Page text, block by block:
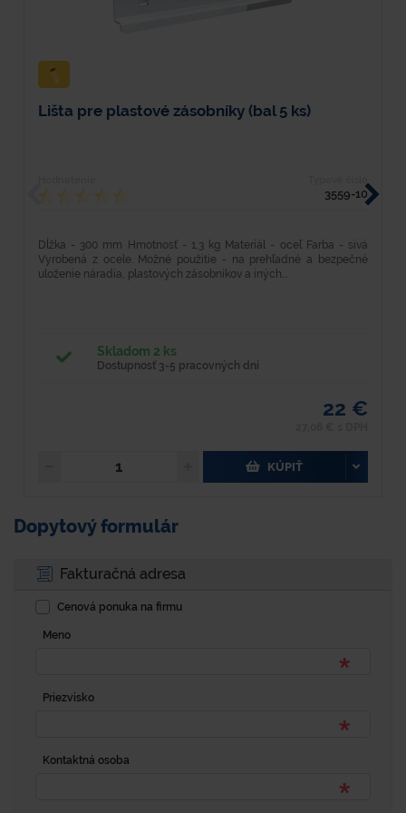
Lišta pre plastové zásobníky (bal 5 ks)
3559-10
Dĺžka - 300 mm Hmotnosť - 1,3 kg Materiál - oceľ Farba - sivá
Vyrobená z ocele. Možné použitie - na prehľadné a bezpečné
uloženie náradia, plastových zásobníkov a iných...
Skladom 2 ks
Dostupnosť 3-5 pracovných dní
22 €
KÚPIŤ
Dopytový formulár
Fakturačná adresa
Cenová ponuka na firmu
Meno
Priezvisko
Kontaktná osoba